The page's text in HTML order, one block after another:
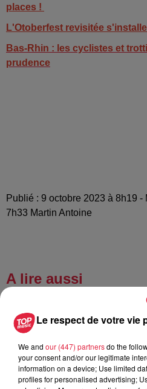
places !
L'Otoberfest revisitée
Bas-Rhin : les cyclistes et
prudence
Publié : 9 octobre 2023 à 8h19
7h33 Martin Antoine
A lire aussi
À Hoerdt,
Le respect de votre vie
We and our (447) partnersdo the
your consent and/or our legitimate
information on a device; Use limited
profiles for personalised advertising;